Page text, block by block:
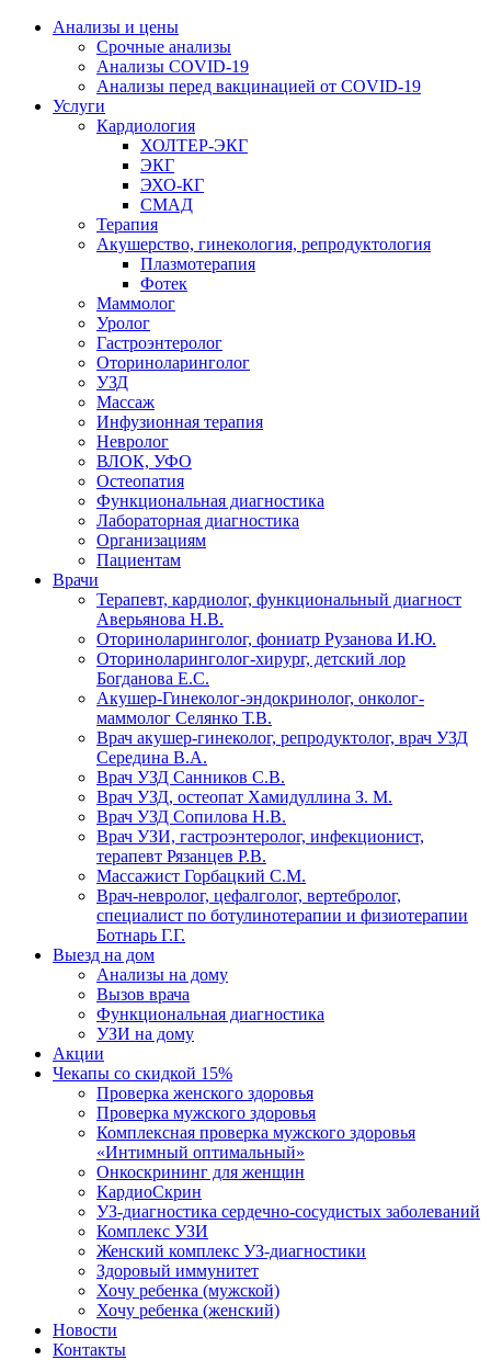
Анализы и цены
Срочные анализы
Анализы COVID-19
Анализы перед вакцинацией от COVID-19
Услуги
Кардиология
ХОЛТЕР-ЭКГ
ЭКГ
ЭХО-КГ
СМАД
Терапия
Акушерство, гинекология, репродуктология
Плазмотерапия
Фотек
Маммолог
Уролог
Гастроэнтеролог
Оториноларинголог
УЗД
Массаж
Инфузионная терапия
Невролог
ВЛОК, УФО
Остеопатия
Функциональная диагностика
Лабораторная диагностика
Организациям
Пациентам
Врачи
Терапевт, кардиолог, функциональный диагност
Аверьянова Н.В.
Оториноларинголог, фониатр Рузанова И.Ю.
Оториноларинголог-хирург, детский лор
Богданова Е.С.
Акушер-Гинеколог-эндокринолог, онколог-
маммолог Селянко Т.В.
Врач акушер-гинеколог, репродуктолог, врач УЗД
Середина В.А.
Врач УЗД Санников С.В.
Врач УЗД, остеопат Хамидуллина З. М.
Врач УЗД Сопилова Н.В.
Врач УЗИ, гастроэнтеролог, инфекционист,
терапевт Рязанцев Р.В.
Массажист Горбацкий С.М.
Врач-невролог, цефалголог, вертебролог,
специалист по ботулинотерапии и физиотерапии
Ботнарь Г.Г.
Выезд на дом
Анализы на дому
Вызов врача
Функциональная диагностика
УЗИ на дому
Акции
Чекапы со скидкой 15%
Проверка женского здоровья
Проверка мужского здоровья
Комплексная проверка мужского здоровья
«Интимный оптимальный»
Онкоcкрининг для женщин
КардиоСкрин
УЗ-диагностика сердечно-сосудистых заболеваний
Комплекс УЗИ
Женский комплекс УЗ-диагностики
Здоровый иммунитет
Хочу ребенка (мужской)
Хочу ребенка (женский)
Новости
Контакты